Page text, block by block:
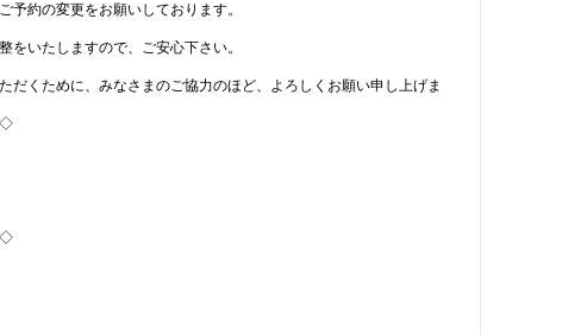
予約の変更をお願いしております。
をいたしますので、ご安心下さい。
だくために、みなさまのご協力のほど、よろしくお願い申し上げま